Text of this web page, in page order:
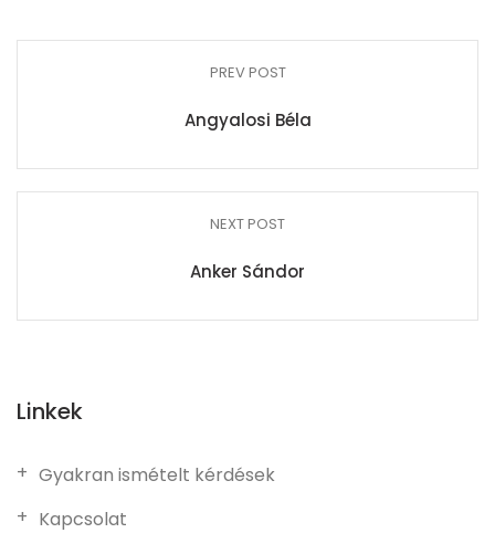
PREV POST
Angyalosi Béla
NEXT POST
Anker Sándor
Linkek
Gyakran ismételt kérdések
Kapcsolat